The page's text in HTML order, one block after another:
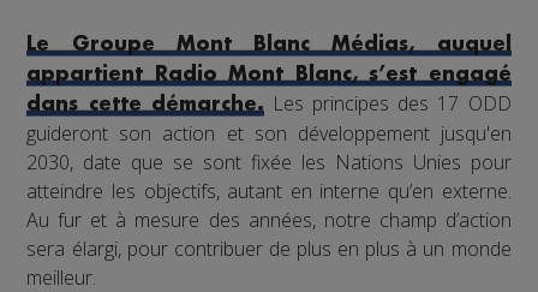
Le Groupe Mont Blanc Médias, auquel
appartient Radio Mont Blanc, s’est engagé
dans cette démarche.Les principes des 17 ODD
guideront son action et son développement jusqu'en
2030, date que se sont fixée les Nations Unies pour
atteindre les objectifs, autant en interne qu’en externe.
Au fur et à mesure des années, notre champ d’action
sera élargi, pour contribuer de plus en plus à un monde
meilleur.